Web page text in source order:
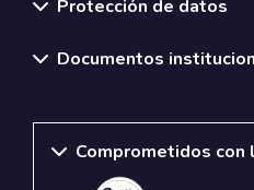
Protección de datos
Documentos
Comprometidos con